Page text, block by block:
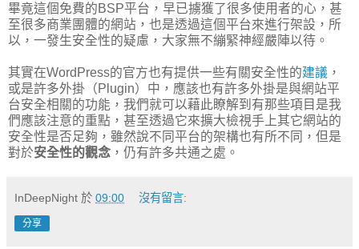
畢竟這個免費的BSP平台，早已擄獲了很多使用者的心，甚
至很多商業團體的網站，也是透過這個平台來進行架設，所
以，一發生安全性的疑慮，大家無不繃緊神經嚴陣以待。
其實在WordPress的官方也有提供一些有關安全性的建議 ，
或是許多外掛（Plugin）中，應該也有許多外掛是與網站平
台安全相關的功能，我們就可以藉此瞭解到有那些項目是我
們應該注意的重點，甚至透過它來擴大檢視手上其它網站的
安全性是否足夠，雖然說不同平台的架構也有所不同，但是
對於安全性的觀念 ，仍有許多共通之處。
InDeepNight 於 09:00 沒有留言:
分享